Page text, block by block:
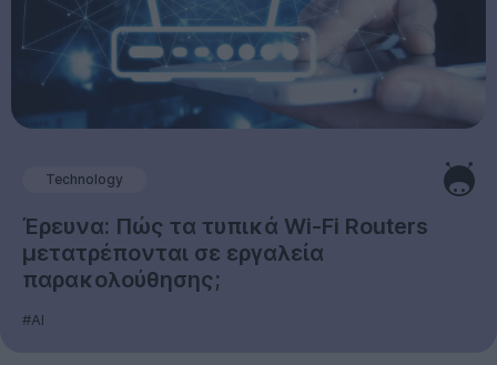
Technology
Έρευνα: Πώς τα τυπικά Wi-Fi Routers
μετατρέπονται σε εργαλεία
παρακολούθησης;
#AI